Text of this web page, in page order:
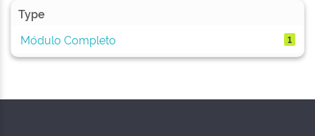
Type
Módulo Completo
1